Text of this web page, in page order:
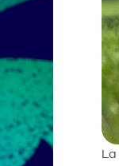
La